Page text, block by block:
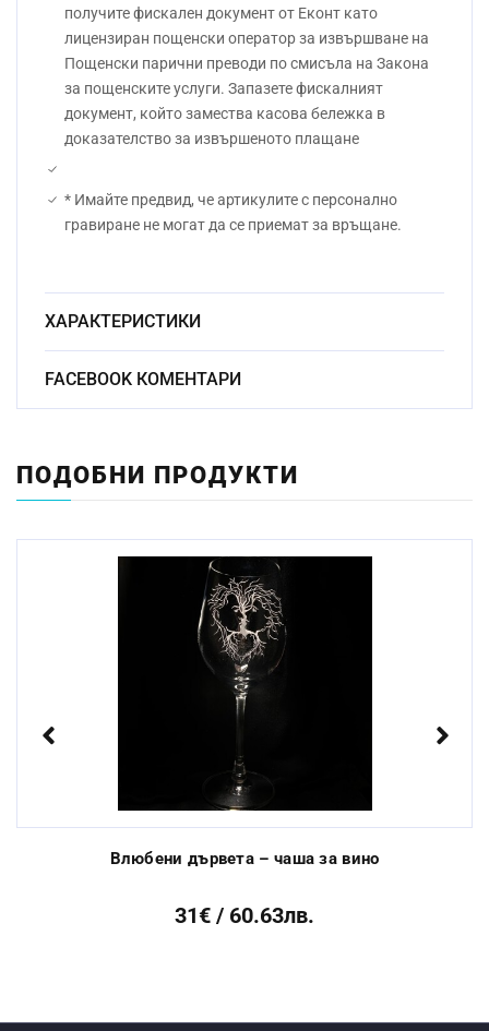
получите фискален документ от Еконт като
лицензиран пощенски оператор за извършване на
Пощенски парични преводи по смисъла на Закона
за пощенските услуги. Запазете фискалният
документ, който замества касова бележка в
доказателство за извършеното плащане
* Имайте предвид, че артикулите с персонално
гравиране не могат да се приемат за връщане.
ХАРАКТЕРИСТИКИ
Материал:
Размер:
Да
FACEBOOK КОМЕНТАРИ
ПОДОБНИ ПРОДУКТИ
Влюбени дървета – чаша за вино
31€ / 60.63лв.